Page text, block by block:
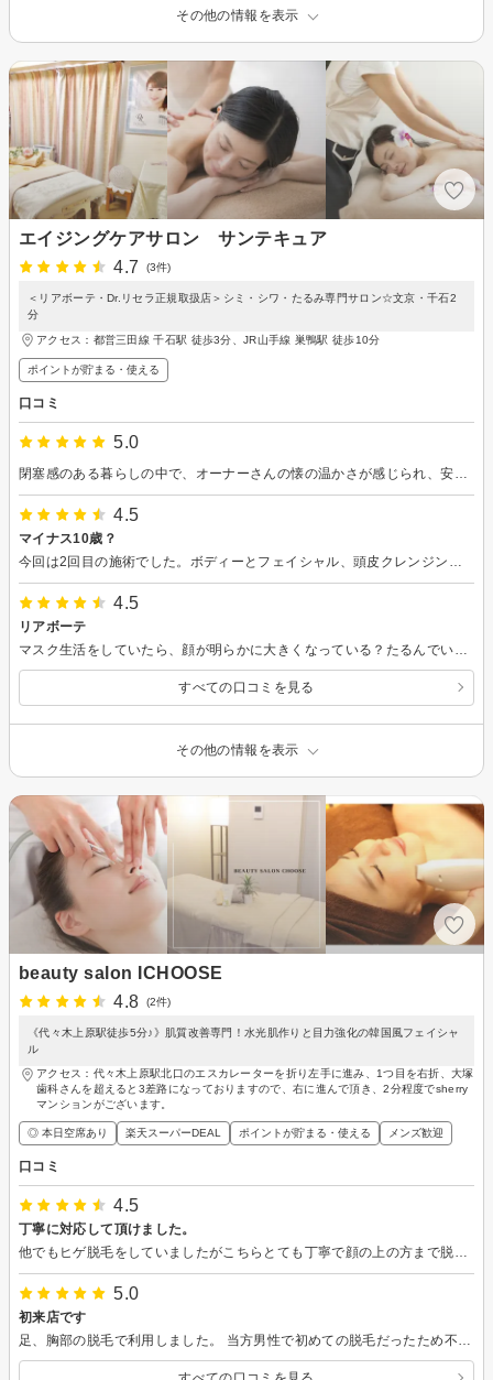
その他の情報を表示
エイジングケアサロン サンテキュア
4.7
(3件)
＜リアボーテ・Dr.リセラ正規取扱店＞シミ・シワ・たるみ専門サロン☆文京・千石2
分
アクセス：都営三田線 千石駅 徒歩3分、JR山手線 巣鴨駅 徒歩10分
ポイントが貯まる・使える
口コミ
5.0
4.5
マイナス10歳？
4.5
リアボーテ
すべての口コミを見る
その他の情報を表示
beauty salon ICHOOSE
4.8
(2件)
《代々木上原駅徒歩5分♪》肌質改善専門！水光肌作りと目力強化の韓国風フェイシャ
ル
アクセス：代々木上原駅北口のエスカレーターを折り左手に進み、1つ目を右折、大塚
歯科さんを超えると3差路になっておりますので、右に進んで頂き、2分程度でsherry
マンションがございます。
◎ 本日空席あり 楽天スーパーDEAL ポイントが貯まる・使える メンズ歓迎
口コミ
4.5
丁寧に対応して頂けました。
5.0
初来店です